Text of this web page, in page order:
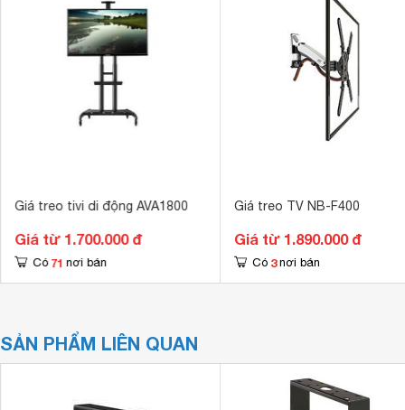
Giá treo tivi di động AVA1800
Giá từ 1.700.000 đ
Có 71 nơi bán
Giá treo TV NB-F400
Giá từ 1.890.000 đ
Có 3 nơi bán
SẢN PHẨM LIÊN QUAN